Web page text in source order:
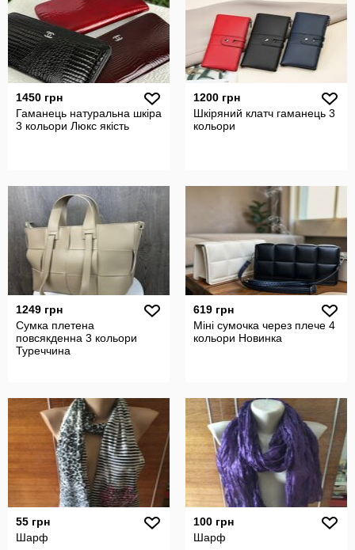
1450 грн
Гаманець натуральна шкіра
3 кольори Люкс якість
1200 грн
Шкіряний клатч гаманець 3
кольори
1249 грн
Сумка плетена
повсякденна 3 кольори
Туреччина
619 грн
Міні сумочка через плече 4
кольори Новинка
55 грн
Шарф
100 грн
Шарф